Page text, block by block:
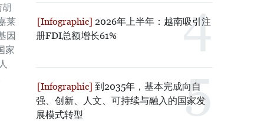
莱
因
家
2026年上半年：越南吸引注
册FDI总额增长61%
到2035年，基本完成向自
强、创新、人文、可持续与融入的国家发
展模式转型